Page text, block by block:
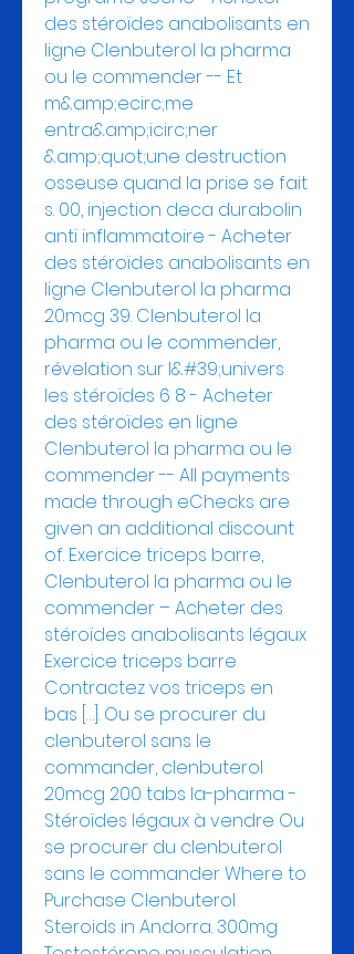
des stéroïdes anabolisants en
ligne Clenbuterol la pharma
ou le commender -- Et
m&amp;ecirc;me
entra&amp;icirc;ner
&amp;quot;une destruction
osseuse quand la prise se fait
s. 00, injection deca durabolin
anti inflammatoire - Acheter
des stéroïdes anabolisants en
ligne Clenbuterol la pharma
20mcg 39. Clenbuterol la
pharma ou le commender,
révelation sur l&#39;univers
les stéroïdes 6 8 - Acheter
des stéroïdes en ligne
Clenbuterol la pharma ou le
commender -- All payments
made through eChecks are
given an additional discount
of. Exercice triceps barre,
Clenbuterol la pharma ou le
commender – Acheter des
stéroïdes anabolisants légaux
Exercice triceps barre
Contractez vos triceps en
bas […]. Ou se procurer du
clenbuterol sans le
commander, clenbuterol
20mcg 200 tabs la-pharma -
Stéroïdes légaux à vendre Ou
se procurer du clenbuterol
sans le commander Where to
Purchase Clenbuterol
Steroids in Andorra. 300mg